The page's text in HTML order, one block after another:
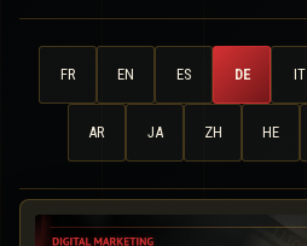
FR EN ES DE IT
AR JA ZH HE